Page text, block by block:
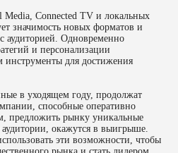
Media, Connected TV и локальных
значимость новых форматов и
аудиторией. Одновременно
и персонализации
инструменты для достижения
в уходящем году, продолжат
способные оперативно
предложить рынку уникальные
окажутся в выигрыше.
эти возможности, чтобы
VAST тегов